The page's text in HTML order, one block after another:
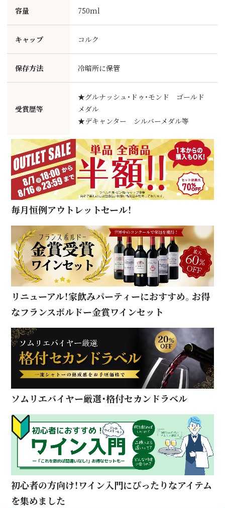
容量 750ml
キャップ コルク
保存方法 冷暗所に保管
受賞歴等
★グルナッシュ・ドゥ・モンド ゴールド
メダル
★デキャンター シルバーメダル等
毎月恒例アウトレットセール！
リニューアル！家飲みパーティーにおすすめ。お得
なフランスボルドー金賞ワインセット
ソムリエバイヤー厳選・格付セカンドラベル
初心者の方向け！ワイン入門にぴったりなアイテム
を集めました